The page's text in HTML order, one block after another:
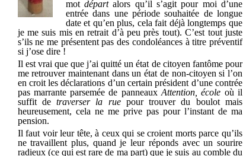
motdépartalors qu’il s’agit pour moi d’une
entrée dans une période souhaitée de longue
date et qu’en plus, cela fait déjà longtemps que
je me suis mis en retrait d’à peu près tout). C’est tout juste
s’ils ne me présentent pas des condoléances à titre préventif
si j’ose dire !
Il est vrai que que j’ai quitté un état de citoyen fantôme pour
me retrouver maintenant dans un état de non-citoyen si l’on
en croit les déclarations d’un certain président d’une contrée
pas marrante parsemée de panneauxAttention, école où il
suffit detraverser la ruepour trouver du boulot mais
heureusement, cela ne me prive pas pour l’instant de ma
pension.
Il faut voir leur tête, à ceux qui se croient morts parce qu’ils
ne travaillent plus, quand je leur réponds avec un sourire
radieux (ce qui est rare de ma part) que je suis au comble du